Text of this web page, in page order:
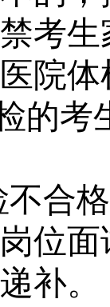
考
院
的考
不合
位
补。